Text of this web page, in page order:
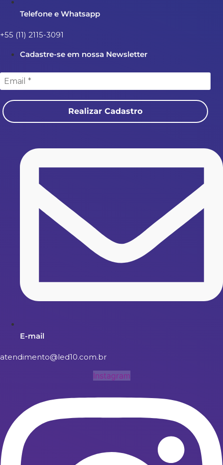
Telefone e Whatsapp
+55 (11) 2115-3091
Cadastre-se em nossa Newsletter
Realizar Cadastro
E-mail
atendimento@led10.com.br
Instagram